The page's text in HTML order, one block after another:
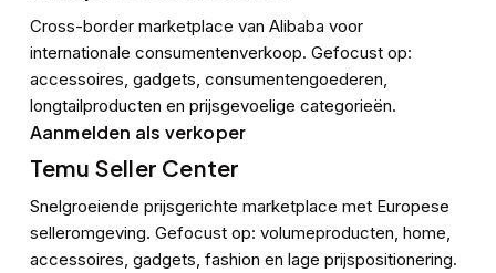
Cross-border marketplace van Alibaba voor
internationale consumentenverkoop. Gefocust op:
accessoires, gadgets, consumentengoederen,
longtailproducten en prijsgevoelige categorieën.
Aanmelden als verkoper
Temu Seller Center
Snelgroeiende prijsgerichte marketplace met Europese
selleromgeving. Gefocust op: volumeproducten, home,
accessoires, gadgets, fashion en lage prijspositionering.